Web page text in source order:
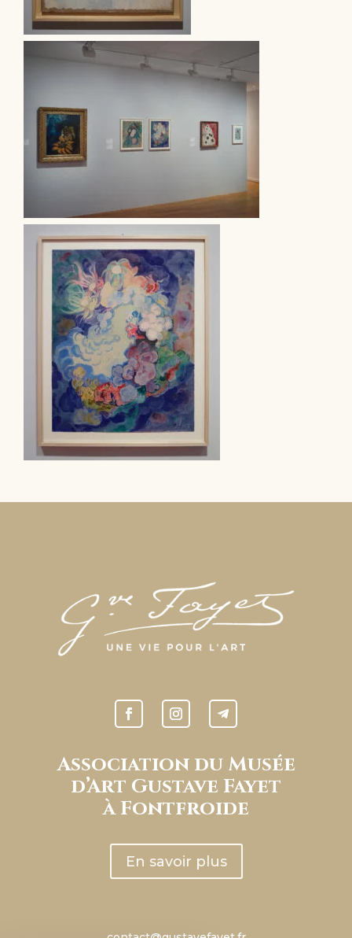
Association du Musée
d’Art Gustave Fayet
à Fontfroide
En savoir plus